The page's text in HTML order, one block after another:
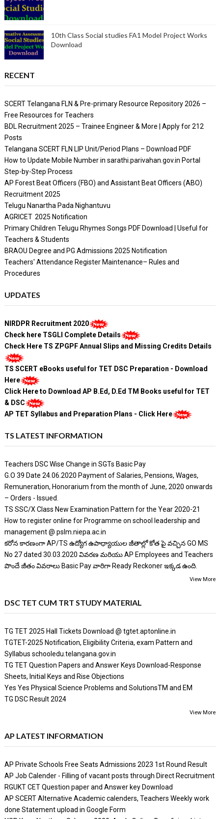
10th Class Social studies FA1 Model Project Works
Download
RECENT
SCERT Telangana FLN & Pre-primary Resource Repository 2026 –
Free Resources for Teachers
BDL Recruitment 2025 – Trainee Engineer & More | Apply for 212
Posts
Telangana SCERT FLN LIP Unit/Period Plans – Download PDF
How to Update Mobile Number in sarathi.parivahan.gov.in Portal
Step-by-Step Process
AP Forest Beat Officers (FBO) and Assistant Beat Officers (ABO)
Recruitment 2025
Telugu Nanartha Pada Nighantuvu
AGRICET 2025 Notification
Primary Children Telugu Rhymes Songs PDF Download | Useful for
Teachers & Students
BRAOU Degree and PG Admissions 2025 Notification
Teachers' Attendance Register Maintenance– Rules and
Procedures
UPDATES
NIRDPR Recruitment 2020
Check here TSGLI Complete Details
Check Here TS ZPGPF Annual Slips and Missing Credits Details
TS SCERT eBooks useful for TET DSC Preparation - Download
Here
Click Here to Download AP B.Ed, D.Ed TM Books useful for TET
& DSC
AP TET Syllabus and Preparation Plans - Click Here
TS LATEST INFORMATION
Teachers DSC Wise Change in SGTs Basic Pay
G.O 39 Date 24.06.2020 Payment of Salaries, Pensions, Wages,
Remuneration, Honorarium from the month of June, 2020 onwards
– Orders - Issued.
TS SSC/X Class New Examination Pattern for the Year 2020-21
How to register online for Programme on school leadership and
management @ pslm.niepa.ac.in
కరోన కారణంగా AP/TS ఉద్యోగ ఉపాధ్యాయుల జీతాల్లో కోత పై వచ్చిన GO MS
No 27 dated 30.03.2020 వివరణ మరియు AP Employees and Teachers
పొందే జీతం వివరాలు Basic Pay వారిగా Ready Reckoner ఇక్కడ ఉంది.
View More
DSC TET CUM TRT STUDY MATERIAL
TG TET 2025 Hall Tickets Download @ tgtet.aptonline.in
TGTET-2025 Notification, Eligibility Criteria, exam Pattern and
Syllabus schooledu.telangana.gov.in
TG TET Question Papers and Answer Keys Download-Response
Sheets, Initial Keys and Rise Objections
Yes Yes Physical Science Problems and SolutionsTM and EM
TG DSC Result 2024
View More
AP LATEST INFORMATION
AP Private Schools Free Seats Admissions 2023 1st Round Result
AP Job Calender - Filling of vacant posts through Direct Recruitment
RGUKT CET Question paper and Answer key Download
AP SCERT Alternative Academic calenders, Teachers Weekly work
done Statement upload in Google Form